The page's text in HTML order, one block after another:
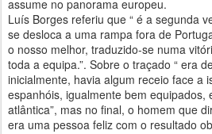
assume no panorama europeu.
Luís Borges referiu que “ é a segunda
se desloca a uma rampa fora de
o nosso melhor, traduzido-se numa
toda a equipa.”. Sobre o traçado “ era
inicialmente, havia algum receio face a
espanhóis, igualmente bem equipados,
atlântica”, mas no final, o homem que
era uma pessoa feliz com o resultado